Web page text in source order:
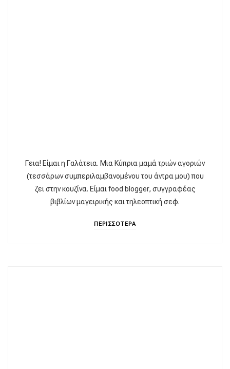
Γεια! Είμαι η Γαλάτεια. Μια Κύπρια μαμά τριών αγοριών
(τεσσάρων συμπεριλαμβανομένου του άντρα μου) που
ζει στην κουζίνα. Είμαι food blogger, συγγραφέας
βιβλίων μαγειρικής και τηλεοπτική σεφ.
ΠΕΡΙΣΣΟΤΕΡΑ